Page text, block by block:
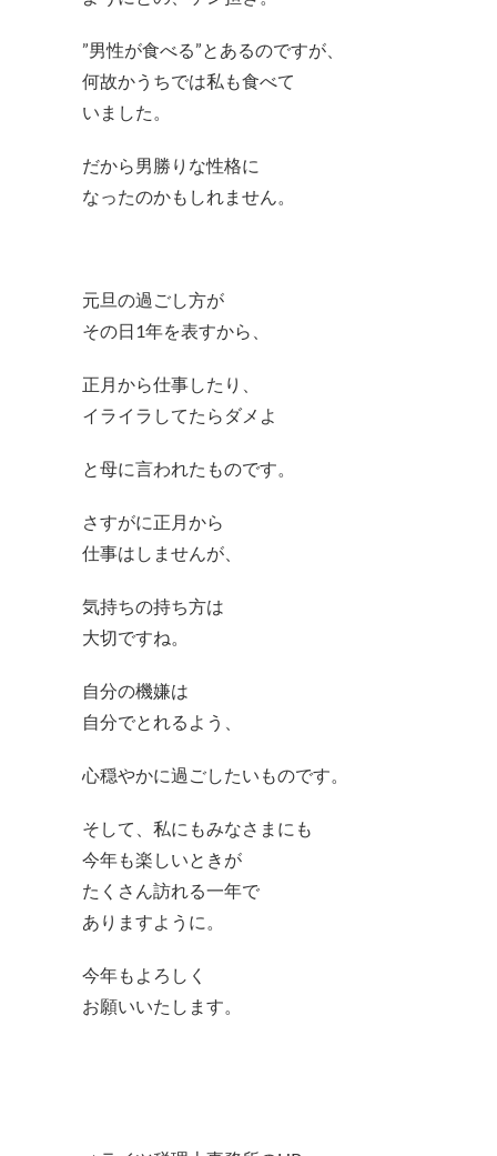
”男性が食べる”とあるのですが、
何故かうちでは私も食べて
いました。
だから男勝りな性格に
なったのかもしれません。
元旦の過ごし方が
その日1年を表すから、
正月から仕事したり、
イライラしてたらダメよ
と母に言われたものです。
さすがに正月から
仕事はしませんが、
気持ちの持ち方は
大切ですね。
自分の機嫌は
自分でとれるよう、
心穏やかに過ごしたいものです。
そして、私にもみなさまにも
今年も楽しいときが
たくさん訪れる一年で
ありますように。
今年もよろしく
お願いいたします。